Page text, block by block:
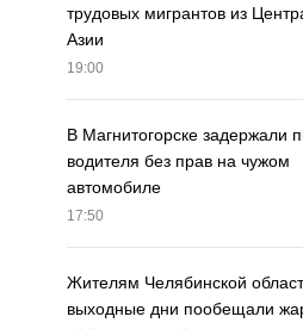
трудовых мигрантов из
Азии
19:00
В Магнитогорске задержали
водителя без прав на чужом
автомобиле
17:50
Жителям Челябинской
выходные дни пообещали